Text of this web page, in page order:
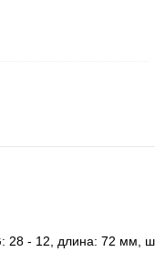
28 - 12, длина: 72 мм,